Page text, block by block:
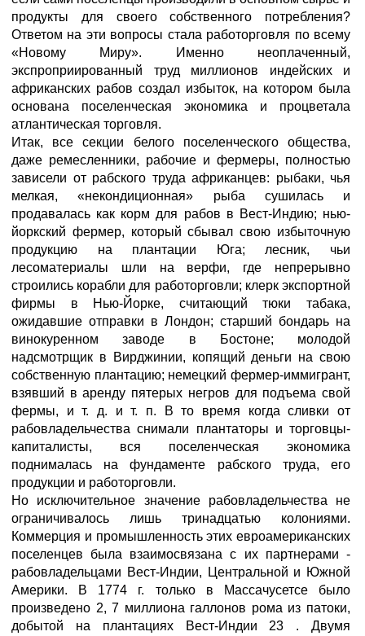
продукты для своего собственного потребления?
Ответом на эти вопросы стала работорговля по всему
«Новому Миру». Именно неоплаченный,
экспроприированный труд миллионов индейских и
африканских рабов создал избыток, на котором была
основана поселенческая экономика и процветала
атлантическая торговля.
Итак, все секции белого поселенческого общества,
даже ремесленники, рабочие и фермеры, полностью
зависели от рабского труда африканцев: рыбаки, чья
мелкая, «некондиционная» рыба сушилась и
продавалась как корм для рабов в Вест-Индию; нью-
йоркский фермер, который сбывал свою избыточную
продукцию на плантации Юга; лесник, чьи
лесоматериалы шли на верфи, где непрерывно
строились корабли для работорговли; клерк экспортной
фирмы в Нью-Йорке, считающий тюки табака,
ожидавшие отправки в Лондон; старший бондарь на
винокуренном заводе в Бостоне; молодой
надсмотрщик в Вирджинии, копящий деньги на свою
собственную плантацию; немецкий фермер-иммигрант,
взявший в аренду пятерых негров для подъема свой
фермы, и т. д. и т. п. В то время когда сливки от
рабовладельчества снимали плантаторы и торговцы-
капиталисты, вся поселенческая экономика
поднималась на фундаменте рабского труда, его
продукции и работорговли.
Но исключительное значение рабовладельчества не
ограничивалось лишь тринадцатью колониями.
Коммерция и промышленность этих евроамериканских
поселенцев была взаимосвязана с их партнерами -
рабовладельцами Вест-Индии, Центральной и Южной
Америки. В 1774 г. только в Массачусетсе было
произведено 2, 7 миллиона галлонов рома из патоки,
добытой на плантациях Вест-Индии 23 . Двумя